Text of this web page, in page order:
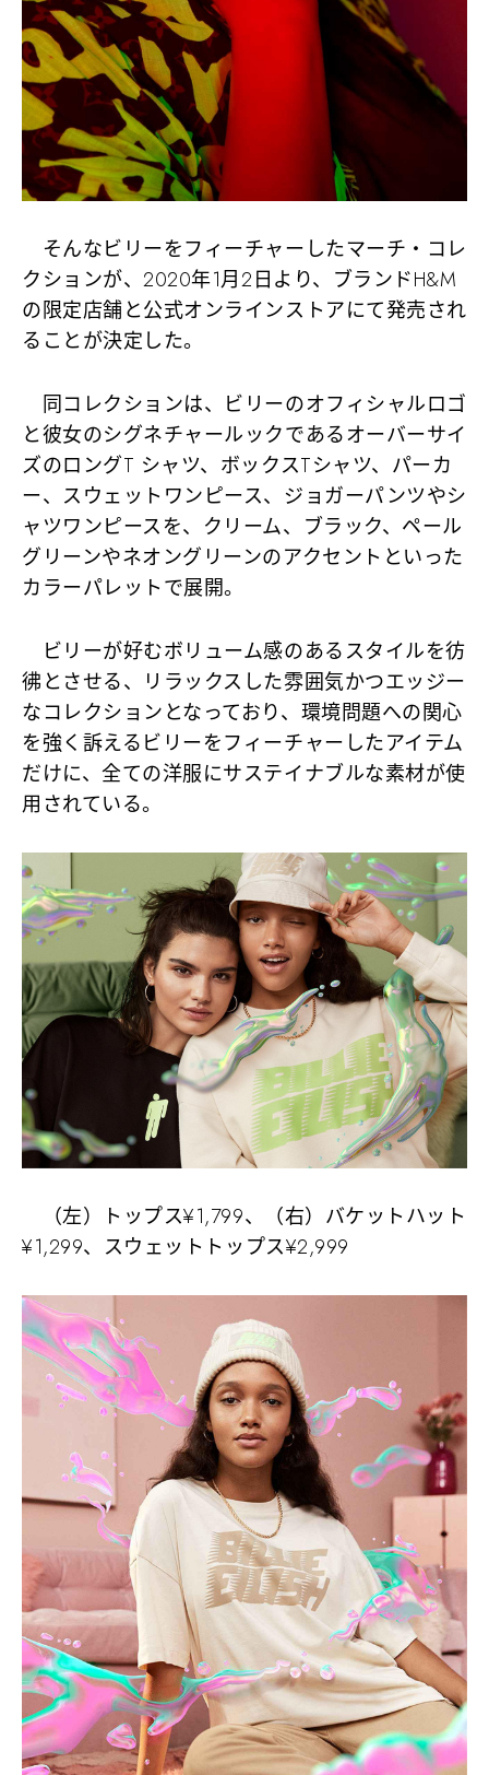
そんなビリーをフィーチャーしたマーチ・コレ
クションが、2020年1月2日より、ブランドH&M
の限定店舗と公式オンラインストアにて発売され
ることが決定した。
同コレクションは、ビリーのオフィシャルロゴ
と彼女のシグネチャールックであるオーバーサイ
ズのロングT シャツ、ボックスTシャツ、パーカ
ー、スウェットワンピース、ジョガーパンツやシ
ャツワンピースを、クリーム、ブラック、ペール
グリーンやネオングリーンのアクセントといった
カラーパレットで展開。
ビリーが好むボリューム感のあるスタイルを彷
彿とさせる、リラックスした雰囲気かつエッジー
なコレクションとなっており、環境問題への関心
を強く訴えるビリーをフィーチャーしたアイテム
だけに、全ての洋服にサステイナブルな素材が使
用されている。
（左）トップス¥1,799、（右）バケットハット
¥1,299、スウェットトップス¥2,999